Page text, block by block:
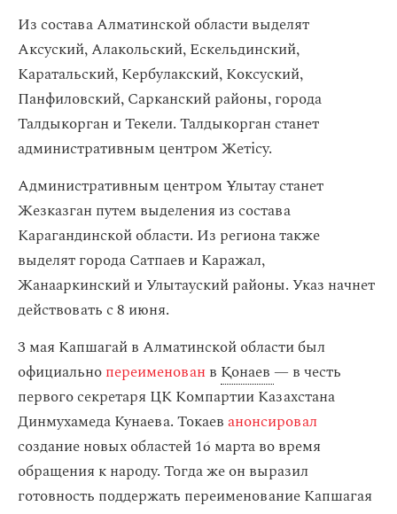
Из состава Алматинской области выделят
Аксуский, Алакольский, Ескельдинский,
Каратальский, Кербулакский, Коксуский,
Панфиловский, Сарканский районы, города
Талдыкорган и Текели. Талдыкорган станет
административным центром Жетісу.
Административным центром Ұлытау станет
Жезказган путем выделения из состава
Карагандинской области. Из региона также
выделят города Сатпаев и Каражал,
Жанааркинский и Улытауский районы. Указ начнет
действовать с 8 июня.
3 мая Капшагай в Алматинской области был
официальнопереименован в Қонаев— в честь
первого секретаря ЦК Компартии Казахстана
Динмухамеда Кунаева. Токаеванонсировал
создание новых областей 16 марта во время
обращения к народу. Тогда же он выразил
готовность поддержать переименование Капшагая